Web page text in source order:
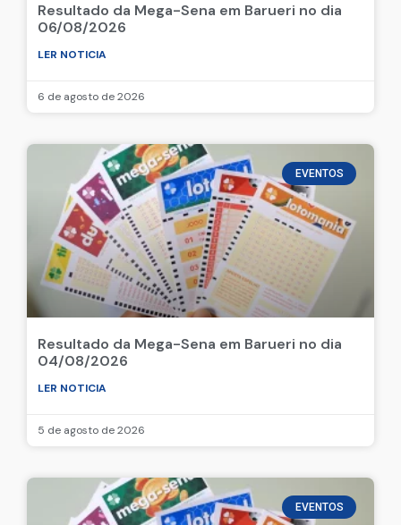
Resultado da Mega-Sena em Barueri no dia
06/08/2026
LER NOTICIA
6 de agosto de 2026
EVENTOS
Resultado da Mega-Sena em Barueri no dia
04/08/2026
LER NOTICIA
5 de agosto de 2026
EVENTOS